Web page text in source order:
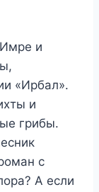
и
«Ирбал».
и
грибы.
с
А если